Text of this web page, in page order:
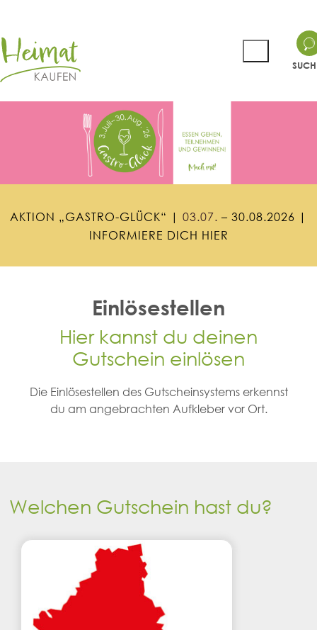
AKTION „GASTRO-GL ÜCK“ | 03.07. – 30.08.2026 |
INFORMIERE DICH HIER
Einlösestellen
Hier kannst du deinen
Gutschein einlösen
Die Einlösestellen des Gutscheinsystems erkennst
du am angebrachten Aufkleber vor Ort.
Welchen Gutschein hast du?